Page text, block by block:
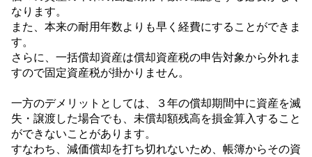
なります。
また、本来の耐用年数よりも早く経費にすることができま
す。
さらに、一括償却資産は償却資産税の申告対象から外れま
すので固定資産税が掛かりません。
一方のデメリットとしては、 ３年の償却期間中に資産を滅
失・譲渡した場合でも、未償却額残高を損金算入すること
ができないことがあります。
すなわち、減価償却を打ち切れないため、帳簿からその資